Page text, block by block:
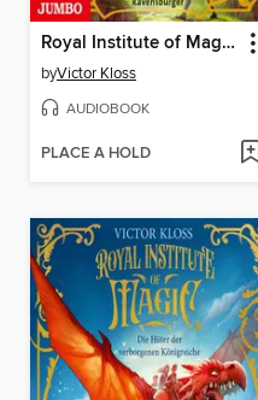
Royal Institute of Magic. Auf den Spuren des Schattensuchers [Band 2 (Ungekürzt)]
byVictor Kloss
AUDIOBOOK
PLACE A HOLD